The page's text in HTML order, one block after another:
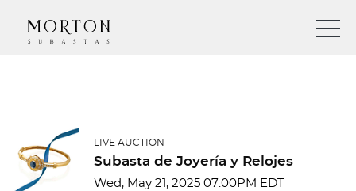
LIVE AUCTION
Subasta de Joyería y Relojes
Wed, May 21, 2025 07:00PM EDT